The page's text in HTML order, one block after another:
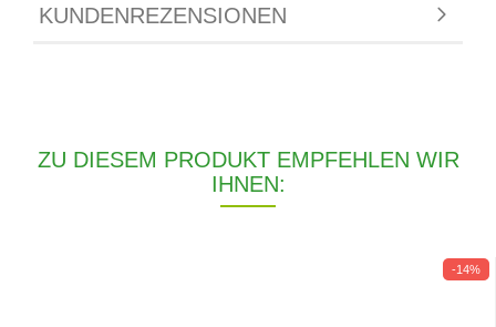
KUNDENREZENSIONEN
ZU DIESEM PRODUKT EMPFEHLEN WIR
IHNEN:
-14%